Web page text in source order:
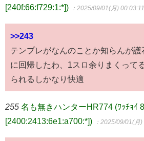
[240f:66:f729:1:*])
：2025/09/01(月)
>>243
テンプレがなんのことか知らんが
に回帰したわ、1スロ余りまくって
られるしかなり快適
255 名も無きハンターHR774 (ﾜｯﾁｮｲ
[2400:2413:6e1:a700:*])
：2025/09/01(月